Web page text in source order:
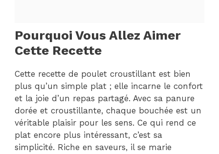
Pourquoi Vous Allez Aimer
Cette Recette
Cette recette de poulet croustillant est bien
plus qu’un simple plat ; elle incarne le confort
et la joie d’un repas partagé. Avec sa panure
dorée et croustillante, chaque bouchée est un
véritable plaisir pour les sens. Ce qui rend ce
plat encore plus intéressant, c’est sa
simplicité. Riche en saveurs, il se marie